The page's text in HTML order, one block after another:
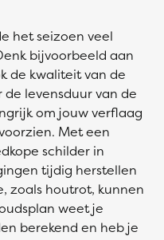
het seizoen veel
bijvoorbeeld aan
de kwaliteit van de
levensduur van de
om jouw verflaag
Met een
schilder in
tijdig herstellen
zoals houtrot, kunnen
weet je
berekend en heb je